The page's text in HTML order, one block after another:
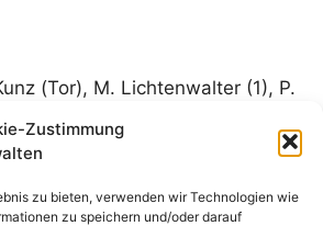
Zustimmung
zu bieten, verwenden wir Technologien wie
zu speichern und/oder darauf
(Tor), M. Lichtenwalter (1), P.
K. Debellemaniere (12), J. Bayer